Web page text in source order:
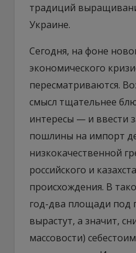
традиций
Украине.
Сегодня, на фоне
экономического
пересматриваются.
смысл тщательнее
интересы — и ввести
пошлины на импорт
низкокачественной
российского и
происхождения. В
год-два площади под
вырастут, а значит,
массовости)